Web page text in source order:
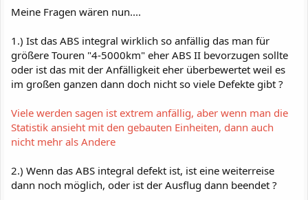
Meine Fragen wären nun....
1.) Ist das ABS integral wirklich so anfällig das man für
größere Touren "4-5000km" eher ABS II bevorzugen sollte
oder ist das mit der Anfälligkeit eher überbewertet weil es
im großen ganzen dann doch nicht so viele Defekte gibt ?
Viele werden sagen ist extrem anfällig, aber wenn man die
Statistik ansieht mit den gebauten Einheiten, dann auch
nicht mehr als Andere
2.) Wenn das ABS integral defekt ist, ist eine weiterreise
dann noch möglich, oder ist der Ausflug dann beendet ?